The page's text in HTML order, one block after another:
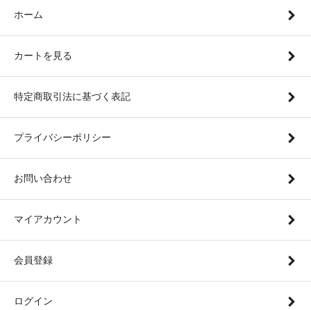
ホーム
カートを見る
特定商取引法に基づく表記
プライバシーポリシー
お問い合わせ
マイアカウント
会員登録
ログイン